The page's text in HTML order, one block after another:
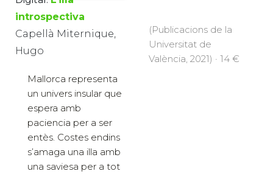
introspectiva
Capellà Miternique,
Hugo
Mallorca representa
un univers insular que
espera amb
paciencia per a ser
entès. Costes endins
s’amaga una illa amb
una saviesa per a tot
(Publicacions de la
Universitat de
València, 2021) · 14 €